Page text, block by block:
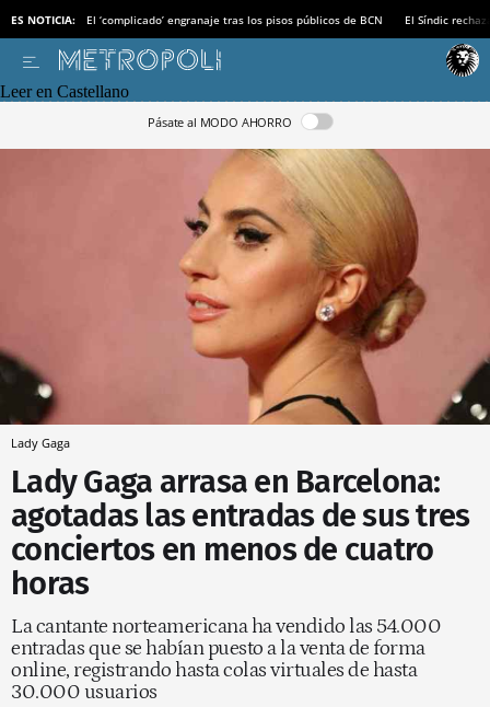
ES NOTICIA: El ‘complicado’ engranaje tras los pisos públicos de BCN El Síndic
Leer en Castellano
Pásate al MODO AHORRO
Lady Gaga
Lady Gaga arrasa en Barcelona:
agotadas las entradas de sus tres
conciertos en menos de cuatro
horas
La cantante norteamericana ha vendido las 54.000
entradas que se habían puesto a la venta de forma
online, registrando hasta colas virtuales de hasta
30.000 usuarios